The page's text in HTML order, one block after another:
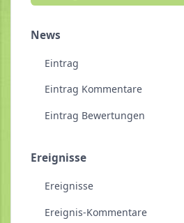
News
Eintrag
Eintrag Kommentare
Eintrag Bewertungen
Ereignisse
Ereignisse
Ereignis-Kommentare